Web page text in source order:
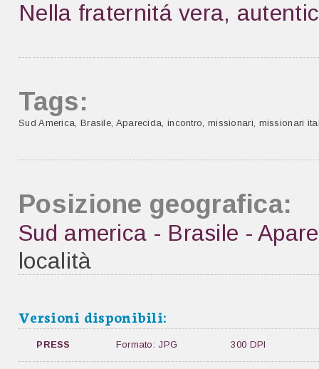
Nella fraternitá vera,
Tags:
Sud America, Brasile, Aparecida, incontro, missionari, missionari
Posizione geografica:
Sud america - Brasile -
località
Versioni disponibili:
PRESS Formato: JPG 300 DPI